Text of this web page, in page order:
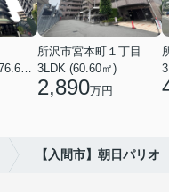
3LDK＋S(納戸) (76.65㎡)
所沢市宮本町１丁目
3LDK (60.60㎡)
2,890万円
【入間市】朝日パリオ